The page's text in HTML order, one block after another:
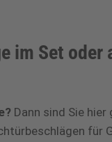
im Set
Dann sind Sie
für